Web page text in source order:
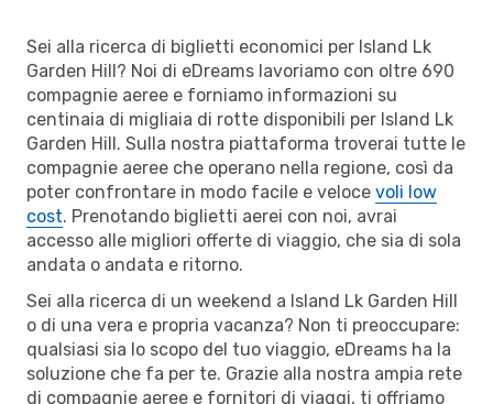
Sei alla ricerca di biglietti economici per Island Lk
Garden Hill? Noi di eDreams lavoriamo con oltre 690
compagnie aeree e forniamo informazioni su
centinaia di migliaia di rotte disponibili per Island Lk
Garden Hill. Sulla nostra piattaforma troverai tutte le
compagnie aeree che operano nella regione, così da
poter confrontare in modo facile e veloce voli low
cost. Prenotando biglietti aerei con noi, avrai
accesso alle migliori offerte di viaggio, che sia di sola
andata o andata e ritorno.
Sei alla ricerca di un weekend a Island Lk Garden Hill
o di una vera e propria vacanza? Non ti preoccupare:
qualsiasi sia lo scopo del tuo viaggio, eDreams ha la
soluzione che fa per te. Grazie alla nostra ampia rete
di compagnie aeree e fornitori di viaggi, ti offriamo